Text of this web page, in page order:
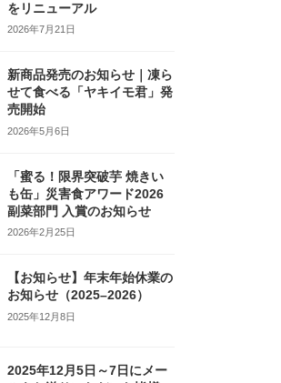
をリニューアル
2026年7月21日
新商品発売のお知らせ｜凍ら
せて食べる「ヤキイモ君」発
売開始
2026年5月6日
「蜜る！限界突破芋 焼きい
も缶」災害食アワード2026
副菜部門 入賞のお知らせ
2026年2月25日
【お知らせ】年末年始休業の
お知らせ（2025–2026）
2025年12月8日
2025年12月5日～7日にメー